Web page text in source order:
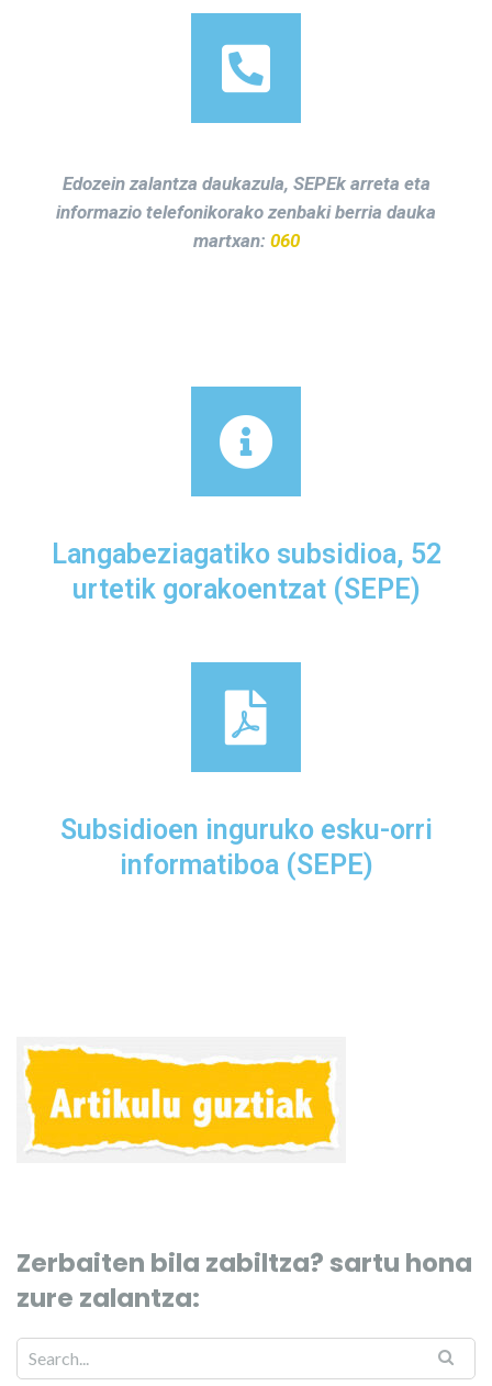
Edozein zalantza daukazula, SEPEk arreta eta
informazio telefonikorako zenbaki berria dauka
martxan: 060
Langabeziagatiko subsidioa, 52
urtetik gorakoentzat (SEPE)
Subsidioen inguruko esku-orri
informatiboa (SEPE)
Zerbaiten bila zabiltza? sartu hona
zure zalantza: